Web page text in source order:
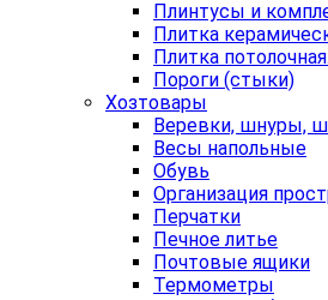
Плинтусы и
Плитка
Плитка
Пороги (стыки)
Хозтовары
Веревки, шнуры,
Весы напольные
Обувь
Организация
Перчатки
Печное литье
Почтовые ящики
Термометры